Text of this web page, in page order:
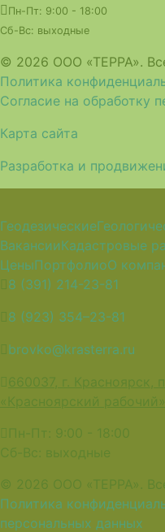
Пн-Пт: 9:00 - 18:00
Сб-Вс: выходные
© 2026 ООО «ТЕРРА».
Политика
Согласие на обработку
Карта сайта
Разработка и
Геодезические
ВакансииКадастровые
ЦеныПортфолиоО
8 (391) 214-23-81
8 (923) 354–23-81
brovko@krasterra.ru
660037, г. Красноярск,
«Красноярский
Пн-Пт: 9:00 - 18:00
Сб-Вс: выходные
© 2026 ООО «ТЕРРА».
Политика
персональных данных